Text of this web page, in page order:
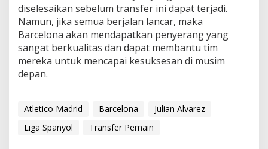
diselesaikan sebelum transfer ini dapat terjadi.
Namun, jika semua berjalan lancar, maka
Barcelona akan mendapatkan penyerang yang
sangat berkualitas dan dapat membantu tim
mereka untuk mencapai kesuksesan di musim
depan.
Atletico Madrid Barcelona
Julian Alvarez
Liga Spanyol
Transfer Pemain